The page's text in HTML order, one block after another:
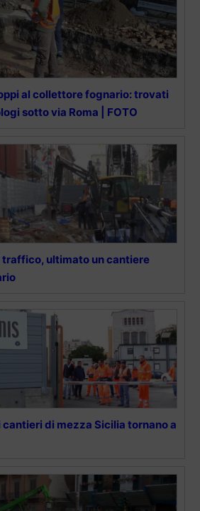
al collettore fognario: trovati
sotto via Roma | FOTO
traffico, ultimato un cantiere
cantieri di mezza Sicilia tornano a